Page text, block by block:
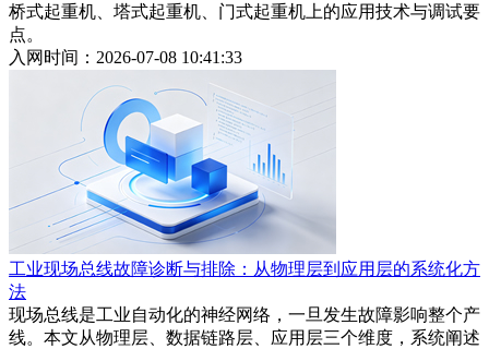
桥式起重机、塔式起重机、门式起重机上的应用技术与调试要
点。
入网时间：2026-07-08 10:41:33
工业现场总线故障诊断与排除：从物理层到应用层的系统化方
法
现场总线是工业自动化的神经网络，一旦发生故障影响整个产
线。本文从物理层、数据链路层、应用层三个维度，系统阐述